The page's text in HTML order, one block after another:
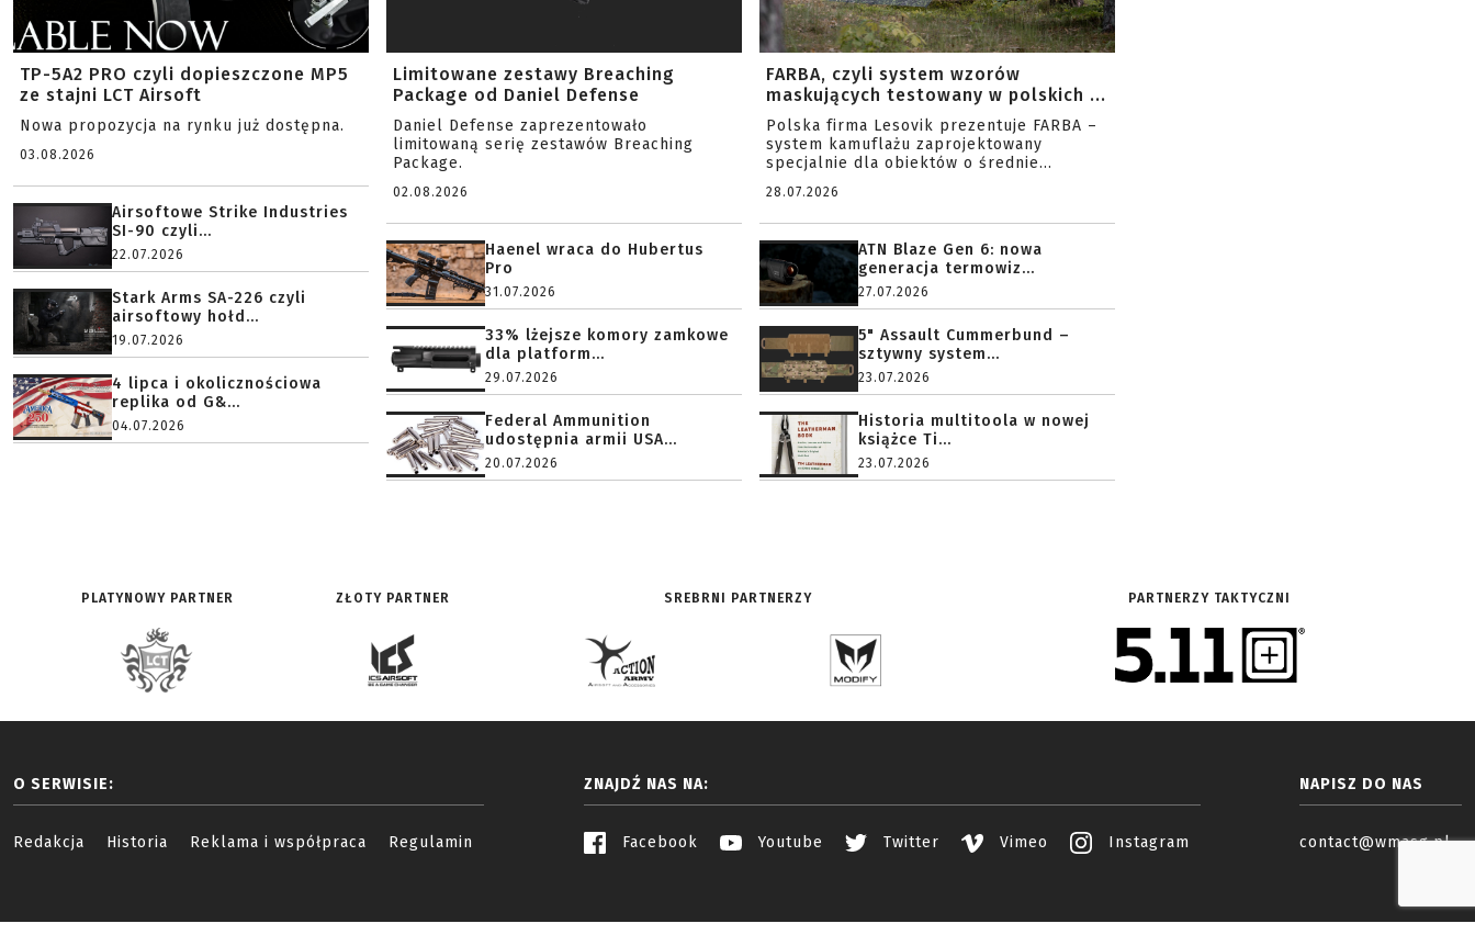
TP-5A2 PRO czyli dopieszczone MP5
ze stajni LCT Airsoft
Nowa propozycja na rynku już dostępna.
03.08.2026
Airsoftowe Strike Industries
SI-90 czyli...
22.07.2026
Stark Arms SA-226 czyli
airsoftowy hołd...
19.07.2026
4 lipca i okolicznościowa
replika od G&...
04.07.2026
Limitowane zestawy Breaching
Package od Daniel Defense
Daniel Defense zaprezentowało
limitowaną serię zestawów Breaching
Package.
02.08.2026
Haenel wraca do Hubertus
Pro
31.07.2026
33% lżejsze komory zamkowe
dla platform...
29.07.2026
Federal Ammunition
udostępnia armii USA...
20.07.2026
FARBA, czyli system wzorów
maskujących testowany w polskich ...
Polska firma Lesovik prezentuje FARBA –
system kamuflażu zaprojektowany
specjalnie dla obiektów o średnie...
28.07.2026
ATN Blaze Gen 6: nowa
generacja termowiz...
27.07.2026
5" Assault Cummerbund –
sztywny system...
23.07.2026
Historia multitoola w nowej
książce Ti...
23.07.2026
PLATYNOWY PARTNER ZŁOTY PARTNER SREBRNI PARTNERZY PARTNERZY TAKTYCZNI
O SERWISIE:
Redakcja Historia Reklama i współpraca Regulamin
ZNAJDŹ NAS NA:
Facebook Youtube Twitter Vimeo Instagram
NAPISZ DO NAS
contact@wmasg.pl